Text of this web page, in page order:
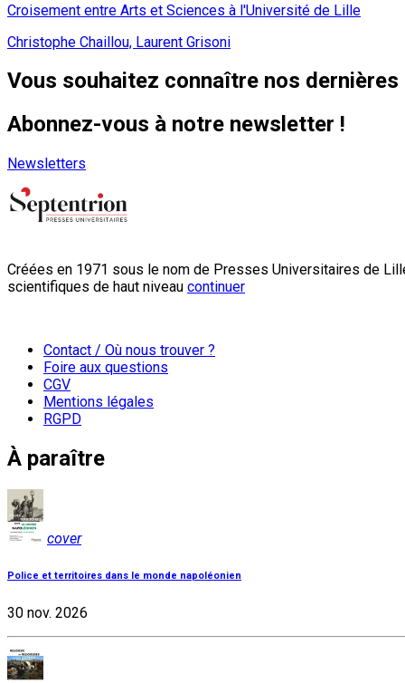
Croisement entre Arts et Sciences à l'Université de Lille
Christophe Chaillou, Laurent Grisoni
Vous souhaitez connaître nos
Abonnez-vous à notre newsletter !
Newsletters
Créées en 1971 sous le nom de Presses Universitaires de
scientifiques de haut niveau continuer
Contact / Où nous trouver ?
Foire aux questions
CGV
Mentions légales
RGPD
À paraître
cover
Police et territoires dans le monde napoléonien
30 nov. 2026